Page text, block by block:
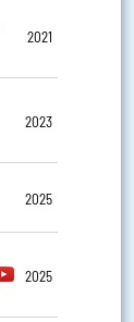
2021
2023
2025
2025